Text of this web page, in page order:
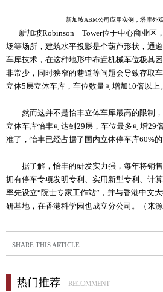
新加坡ABM公司应用实例，塔库外
新加坡Robinson Tower位于中心商业区
场等场所，建筑水平投影是个葫芦形状，通
车库技术，在这种地形中布置机械车位极其
非常少，同时狭窄的巷道等问题会导致存取
立体5层立体车库，车位数量可增加10倍以上
然而这并不是怡丰立体车库最高的限制，
立体车库怡丰可达到29层，车位最多可增29
准了，怡丰已经占据了国内立体停车库60%的
据了解，怡丰的研发实力强，每年将销售
拥有停车专项发明专利、实用新型专利、计
率先设立“院士专家工作站”，并与香港中文
研基地，在香港科学园也成立分公司。（来源
SHARE THIS ARTICLE
热门推荐 RECOMMENT